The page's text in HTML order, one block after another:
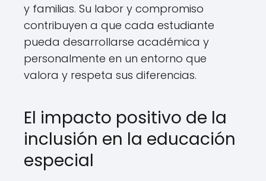
y familias. Su labor y compromiso
contribuyen a que cada estudiante
pueda desarrollarse académica y
personalmente en un entorno que
valora y respeta sus diferencias.
El impacto positivo de la
inclusión en la educación
especial